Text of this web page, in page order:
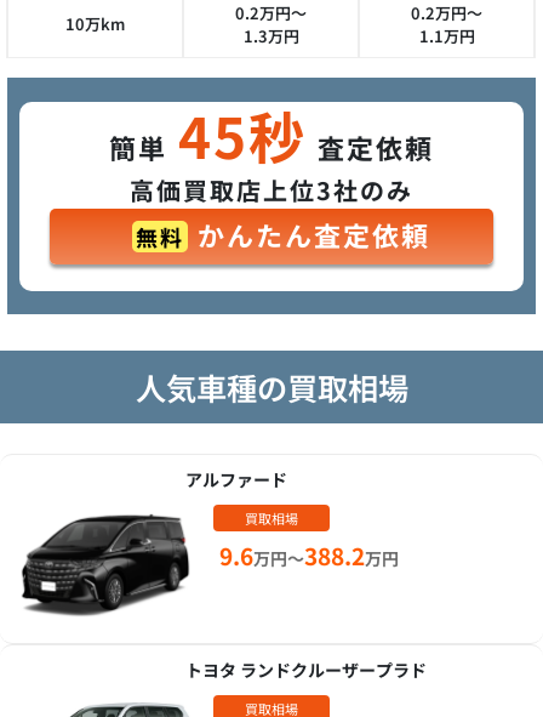
10万km
0.2万円～
1.3万円
0.2万円～
1.1万円
簡単 45秒 査定依頼
高価買取店上位3社のみ
無料 かんたん査定依頼
人気車種の買取相場
アルファード
買取相場
9.6万円～388.2万円
トヨタ ランドクルーザープラド
買取相場